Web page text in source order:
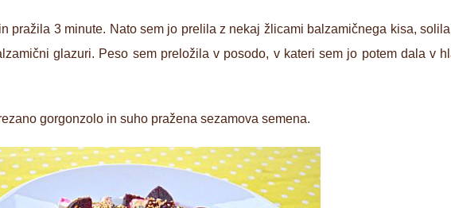
pražila 3 minute. Nato sem jo prelila z nekaj žlicami balzamičnega kisa,
glazuri. Peso sem preložila v posodo, v kateri sem jo potem dala v
gorgonzolo in suho pražena sezamova semena.